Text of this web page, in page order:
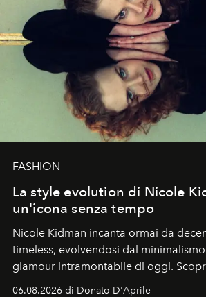
FASHION
La style evolution di Nicole
un'icona senza tempo
Nicole Kidman incanta ormai da
timeless, evolvendosi dal
glamour intramontabile di oggi. Scopri
06.08.2026 di Donato D'Aprile